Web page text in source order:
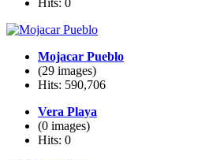
Mojacar Pueblo
(29 images)
Hits: 590,706
Vera Playa
(0 images)
Hits: 0